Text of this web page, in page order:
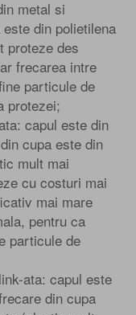
metal si
din polietilena
proteze des
frecarea intre
particule de
protezei;
capul este din
cupa este din
mult mai
cu costuri mai
mai mare
pentru ca
particule de
ata: capul este
din cupa